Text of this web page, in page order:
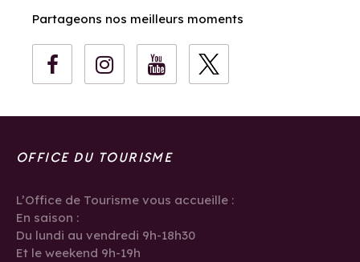
Partageons nos meilleurs moments
OFFICE DU TOURISME
L’Office de Tourisme vous accueille :
En saison :
Du lundi au vendredi 9h-18h30
Et le weekend 9h-19h